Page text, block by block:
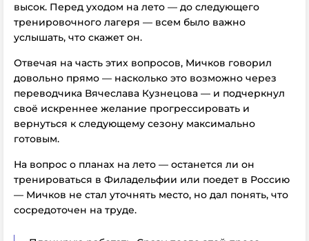
высок. Перед уходом на лето — до следующего
тренировочного лагеря — всем было важно
услышать, что скажет он.
Отвечая на часть этих вопросов, Мичков говорил
довольно прямо — насколько это возможно через
переводчика Вячеслава Кузнецова — и подчеркнул
своё искреннее желание прогрессировать и
вернуться к следующему сезону максимально
готовым.
На вопрос о планах на лето — останется ли он
тренироваться в Филадельфии или поедет в Россию
— Мичков не стал уточнять место, но дал понять, что
сосредоточен на труде.